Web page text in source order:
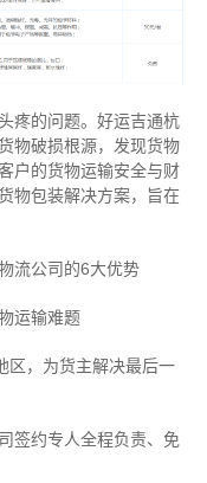
疼的问题。好运吉通杭
物破损根源，发现货物
户的货物运输安全与财
物包装解决方案，旨在
流公司的6大优势
运输难题
区，为货主解决最后一
签约专人全程负责、免